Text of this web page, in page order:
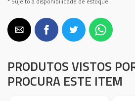
PRODUTOS VISTOS
PROCURA ESTE ITEM